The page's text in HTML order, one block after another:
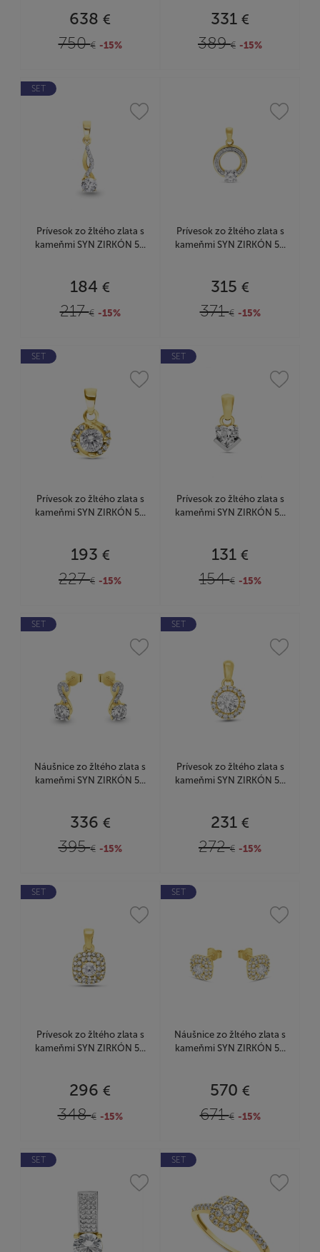
638 €
750€ -15%
331 €
389€ -15%
SET
Prívesok zo žltého zlata s
kameňmi SYN ZIRKÓN 5...
184 €
217€ -15%
Prívesok zo žltého zlata s
kameňmi SYN ZIRKÓN 5...
315 €
371€ -15%
SET
Prívesok zo žltého zlata s
kameňmi SYN ZIRKÓN 5...
193 €
227€ -15%
SET
Prívesok zo žltého zlata s
kameňmi SYN ZIRKÓN 5...
131 €
154€ -15%
SET
Náušnice zo žltého zlata s
kameňmi SYN ZIRKÓN 5...
336 €
395€ -15%
SET
Prívesok zo žltého zlata s
kameňmi SYN ZIRKÓN 5...
231 €
272€ -15%
SET
Prívesok zo žltého zlata s
kameňmi SYN ZIRKÓN 5...
296 €
348€ -15%
SET
Náušnice zo žltého zlata s
kameňmi SYN ZIRKÓN 5...
570 €
671€ -15%
SET SET